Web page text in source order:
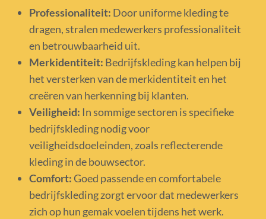
Professionaliteit: Door uniforme kleding te
dragen, stralen medewerkers professionaliteit
en betrouwbaarheid uit.
Merkidentiteit: Bedrijfskleding kan helpen bij
het versterken van de merkidentiteit en het
creëren van herkenning bij klanten.
Veiligheid: In sommige sectoren is specifieke
bedrijfskleding nodig voor
veiligheidsdoeleinden, zoals reflecterende
kleding in de bouwsector.
Comfort:Goed passende en comfortabele
bedrijfskleding zorgt ervoor dat medewerkers
zich op hun gemak voelen tijdens het werk.